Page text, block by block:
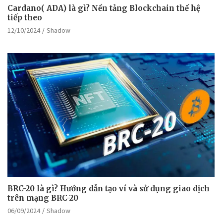
Cardano( ADA) là gì? Nền tảng Blockchain thế hệ
tiếp theo
12/10/2024 Shadow
BRC-20 là gì? Hướng dẫn tạo ví và sử dụng giao dịch
trên mạng BRC-20
06/09/2024 Shadow